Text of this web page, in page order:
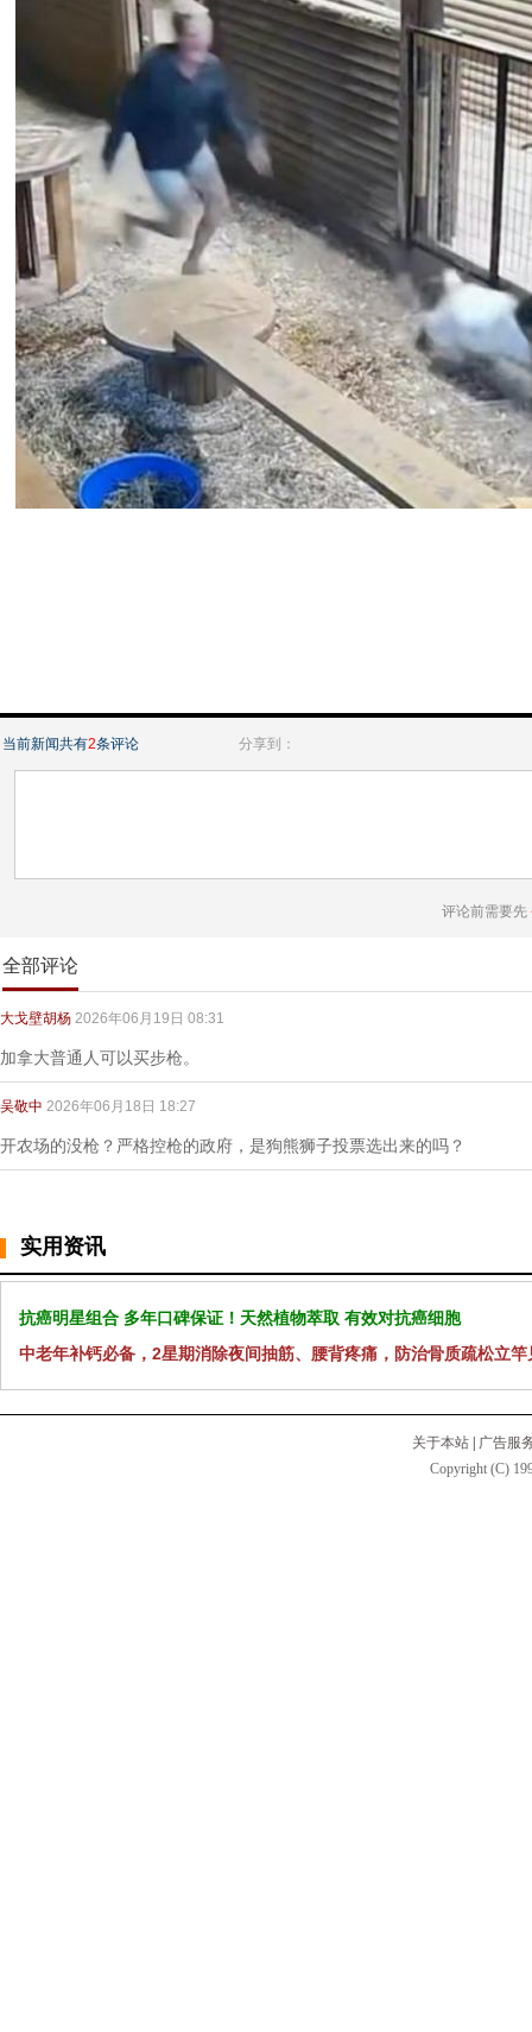
当前新闻共有2条评论 分享到：
评论前需要先
全部评论
大戈壁胡杨 2026年06月19日 08:31
加拿大普通人可以买步枪。
吴敬中 2026年06月18日 18:27
开农场的没枪？严格控枪的政府，是狗熊狮子投票选出来的吗？
实用资讯
抗癌明星组合 多年口碑保证！天然植物萃取 有效对抗癌细胞
中老年补钙必备，2星期消除夜间抽筋、腰背疼痛，防治骨质疏松立竿
关于本站 | 广告服
Copyright (C)